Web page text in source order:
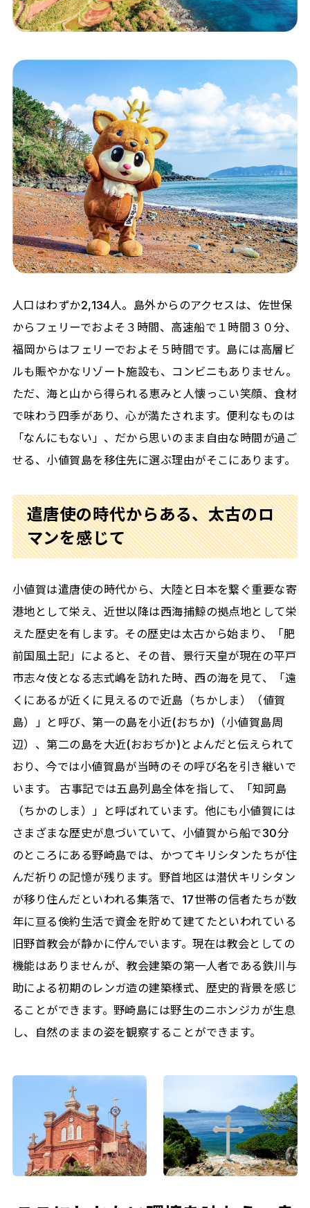
人口はわずか2,134人。島外からのアクセスは、佐世保
からフェリーでおよそ３時間、高速船で１時間３０分、
福岡からはフェリーでおよそ５時間です。島には高層ビ
ルも賑やかなリゾート施設も、コンビニもありません。
ただ、海と山から得られる恵みと人懐っこい笑顔、食材
で味わう四季があり、心が満たされます。便利なものは
「なんにもない」、だから思いのまま自由な時間が過ご
せる、小値賀島を移住先に選ぶ理由がそこにあります。
遣唐使の時代からある、太古のロ
マンを感じて
小値賀は遣唐使の時代から、大陸と日本を繋ぐ重要な寄
港地として栄え、近世以降は西海捕鯨の拠点地として栄
えた歴史を有します。その歴史は太古から始まり、「肥
前国風土記」によると、その昔、景行天皇が現在の平戸
市志々伎となる志式嶋を訪れた時、西の海を見て、「遠
くにあるが近くに見えるので近島（ちかしま）（値賀
島）」と呼び、第一の島を小近(おちか)（小値賀島周
辺）、第二の島を大近(おおぢか)とよんだと伝えられて
おり、今では小値賀島が当時のその呼び名を引き継いで
います。 古事記では五島列島全体を指して、「知訶島
（ちかのしま）」と呼ばれています。他にも小値賀には
さまざまな歴史が息づいていて、小値賀から船で30分
のところにある野崎島では、かつてキリシタンたちが住
んだ祈りの記憶が残ります。野首地区は潜伏キリシタン
が移り住んだといわれる集落で、17世帯の信者たちが数
年に亘る倹約生活で資金を貯めて建てたといわれている
旧野首教会が静かに佇んでいます。現在は教会としての
機能はありませんが、教会建築の第一人者である鉄川与
助による初期のレンガ造の建築様式、歴史的背景を感じ
ることができます。野崎島には野生のニホンジカが生息
し、自然のままの姿を観察することができます。